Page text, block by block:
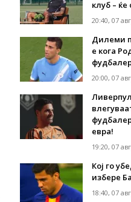
клуб –
20:40, 07
Дилеми
е кога
20:00, 07
евра!
19:20, 07
Кој го
избере
18:40, 07